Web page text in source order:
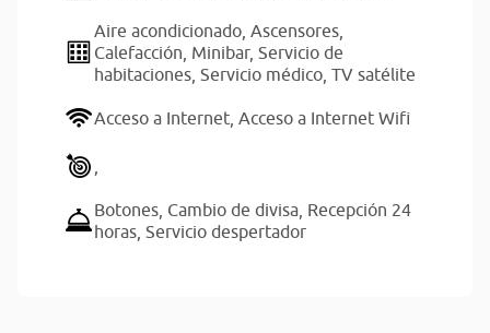
Aire acondicionado, Ascensores,
Calefacción, Minibar, Servicio de
habitaciones, Servicio médico, TV satélite
Acceso a Internet, Acceso a Internet Wifi
Botones, Cambio de divisa, Recepción 24
horas, Servicio despertador